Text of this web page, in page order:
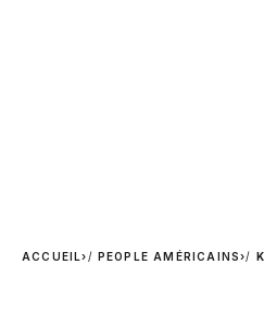
ACCUEIL› PEOPLE AMÉRICAINS›